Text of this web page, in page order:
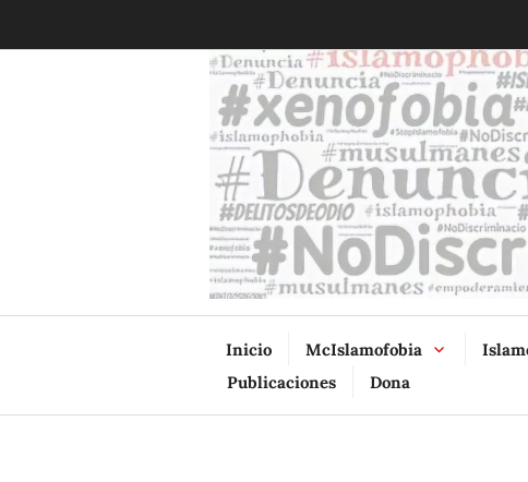
al
Inicio McIslamofobia
Publicaciones
Dona